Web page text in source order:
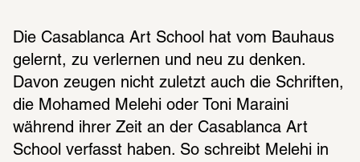
Die Casablanca Art School hat vom Bauhaus
gelernt, zu verlernen und neu zu denken.
Davon zeugen nicht zuletzt auch die Schriften,
die Mohamed Melehi oder Toni Maraini
während ihrer Zeit an der Casablanca Art
School verfasst haben. So schreibt Melehi in